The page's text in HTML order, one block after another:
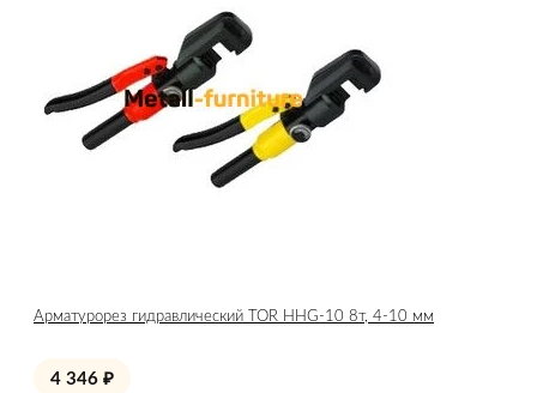
Арматурорез гидравлический TOR HHG-10 8т, 4-10 мм
4 346 ₽